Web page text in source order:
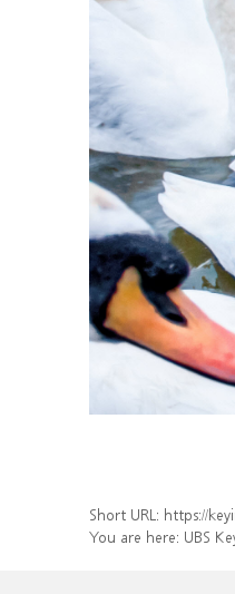
Short URL: https://
You are here: UBS